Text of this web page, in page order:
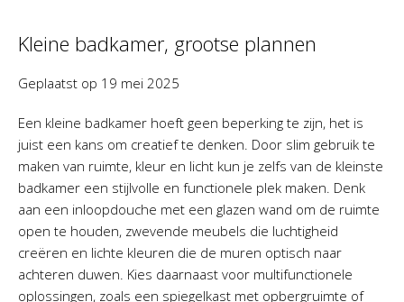
Kleine badkamer, grootse plannen
Geplaatst op 19 mei 2025
Een kleine badkamer hoeft geen beperking te zijn, het is
juist een kans om creatief te denken. Door slim gebruik te
maken van ruimte, kleur en licht kun je zelfs van de kleinste
badkamer een stijlvolle en functionele plek maken. Denk
aan een inloopdouche met een glazen wand om de ruimte
open te houden, zwevende meubels die luchtigheid
creëren en lichte kleuren die de muren optisch naar
achteren duwen. Kies daarnaast voor multifunctionele
oplossingen, zoals een spiegelkast met opbergruimte of